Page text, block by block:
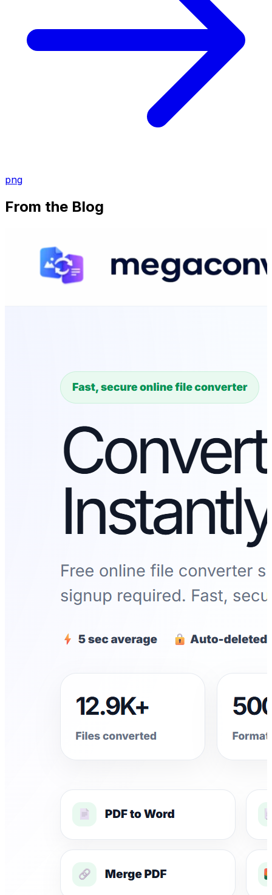
png
From the Blog